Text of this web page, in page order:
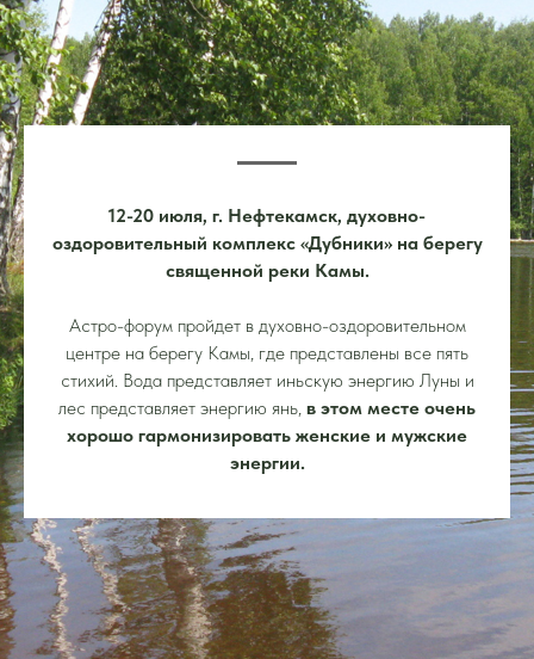
12-20 июля, г. Нефтекамск, духовно-
оздоровительный комплекс «Дубники» на берегу
священной реки Камы.
Астро-форум пройдет в духовно-оздоровительном
центре на берегу Камы, где представлены все пять
стихий. Вода представляет иньскую энергию Луны и
лес представляет энергию янь, в этом месте очень
хорошо гармонизировать женские и мужские
энергии.